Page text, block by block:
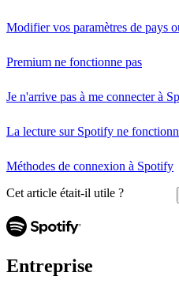
Modifier vos paramètres de pays
Premium ne fonctionne pas
Je n'arrive pas à me connecter à
La lecture sur Spotify ne
Méthodes de connexion à Spotify
Cet article était-il utile ?
Entreprise